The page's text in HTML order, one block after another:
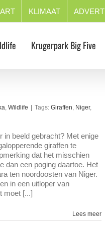
KLIMAAT
Krugerpark Big Five
, Wildlife Tags: Giraffen, Niger,
in beeld gebracht? Met enige
giraffen te
dat het misschien
dan een poging daartoe. Het
ten noordoosten van Niger.
in een uitloper van
moet [...]
Lees meer